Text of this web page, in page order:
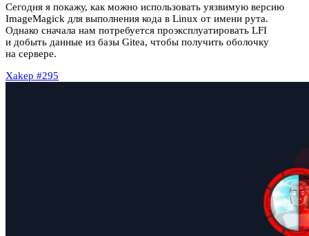
Сегодня я покажу, как можно использовать уязвимую версию
ImageMagick для выполнения кода в Linux от имени рута.
Однако сначала нам потребуется проэксплуатировать LFI
и добыть данные из базы Gitea, чтобы получить оболочку
на сервере.
Xakep #295